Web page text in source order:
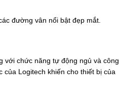
đường vân nổi bật đẹp mắt.
với chức năng tự động ngủ và công
Logitech khiến cho thiết bị của